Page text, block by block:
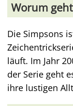
Worum
Die Simpsons
läuft. Im Jahr
der Serie geht
ihre lustigen